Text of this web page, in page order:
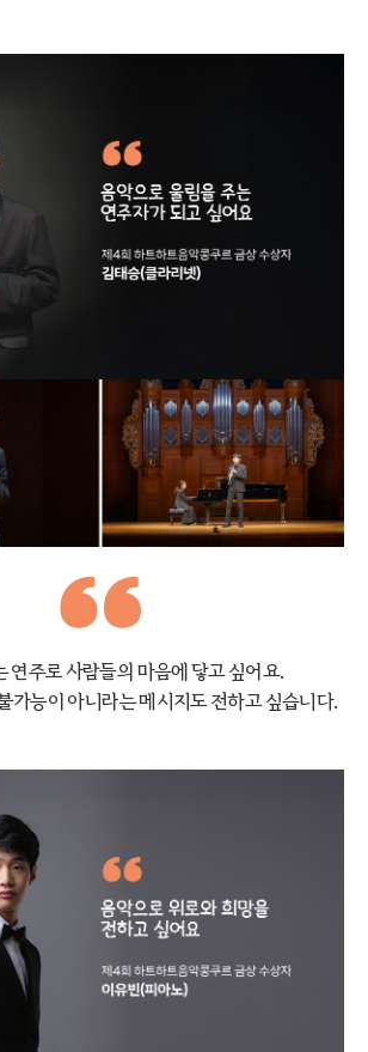
연주로 사람들의 마음에 닿고 싶어요.
가능이 아니라는 메시지도전하고 싶습니다.